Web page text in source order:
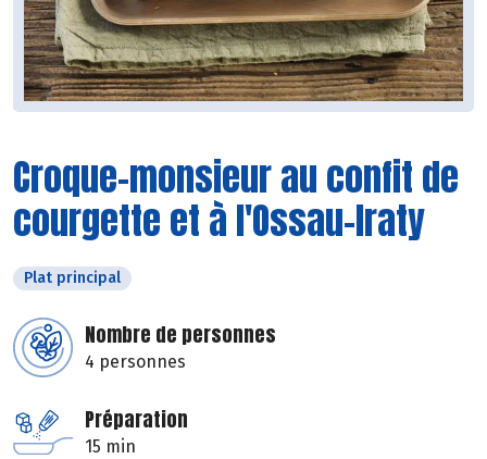
Croque-monsieur au confit de
courgette et à l'Ossau-Iraty
Plat principal
Nombre de personnes
4 personnes
Préparation
15 min